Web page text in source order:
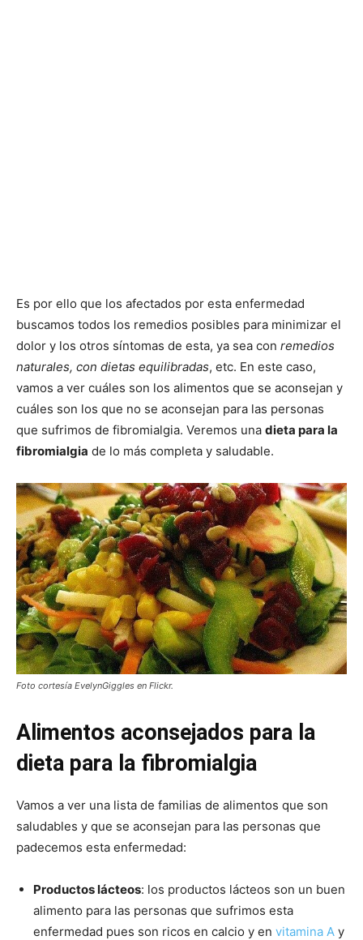
Es por ello que los afectados por esta enfermedad
buscamos todos los remedios posibles para minimizar el
dolor y los otros síntomas de esta, ya sea con remedios
naturales, con dietas equilibradas, etc. En este caso,
vamos a ver cuáles son los alimentos que se aconsejan y
cuáles son los que no se aconsejan para las personas
que sufrimos de fibromialgia. Veremos una dieta para la
fibromialgia de lo más completa y saludable.
Foto cortesía EvelynGiggles en Flickr.
Alimentos aconsejados para la
dieta para la fibromialgia
Vamos a ver una lista de familias de alimentos que son
saludables y que se aconsejan para las personas que
padecemos esta enfermedad:
Productos lácteos: los productos lácteos son un buen
alimento para las personas que sufrimos esta
enfermedad pues son ricos en calcio y en vitamina A y